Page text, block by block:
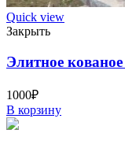
Quick view
Закрыть
Элитное
1000₽
В корзину